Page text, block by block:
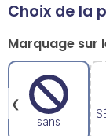
Choix de la
Marquage sur
sans
❮